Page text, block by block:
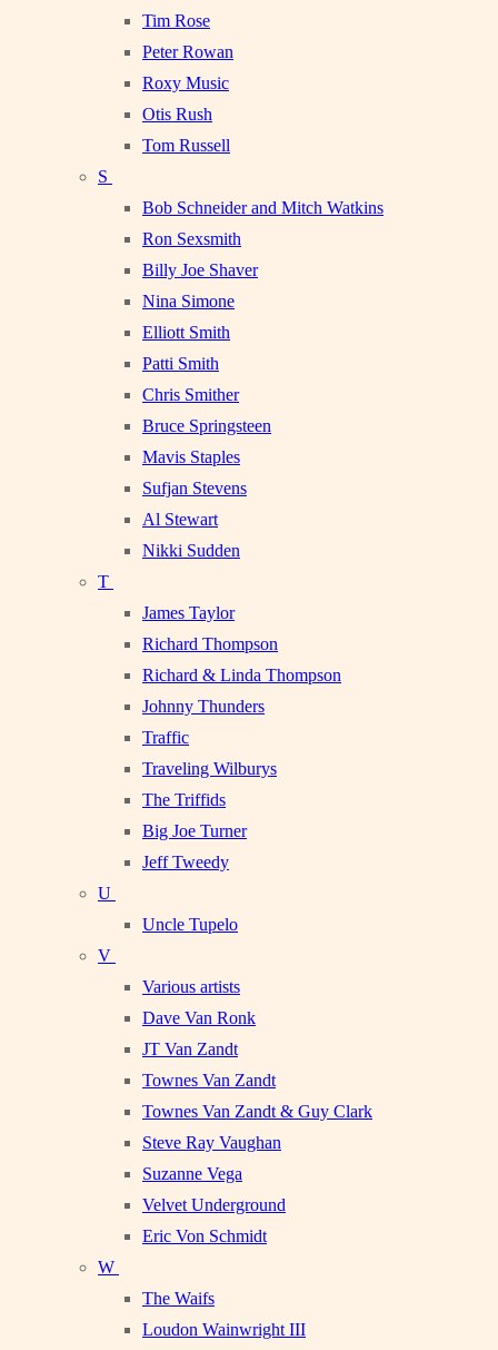
Tim Rose
Peter Rowan
Roxy Music
Otis Rush
Tom Russell
S
Bob Schneider and Mitch Watkins
Ron Sexsmith
Billy Joe Shaver
Nina Simone
Elliott Smith
Patti Smith
Chris Smither
Bruce Springsteen
Mavis Staples
Sufjan Stevens
Al Stewart
Nikki Sudden
T
James Taylor
Richard Thompson
Richard & Linda Thompson
Johnny Thunders
Traffic
Traveling Wilburys
The Triffids
Big Joe Turner
Jeff Tweedy
U
Uncle Tupelo
V
Various artists
Dave Van Ronk
JT Van Zandt
Townes Van Zandt
Townes Van Zandt & Guy Clark
Steve Ray Vaughan
Suzanne Vega
Velvet Underground
Eric Von Schmidt
W
The Waifs
Loudon Wainwright III